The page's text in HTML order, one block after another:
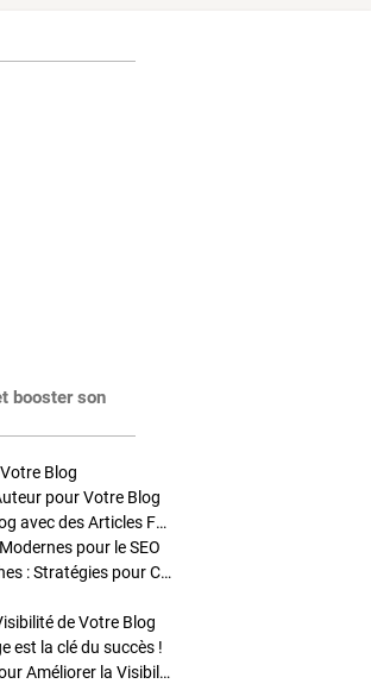
booster son
Blog
pour Votre Blog
Stratégies de Publication : Boostez Votre Blog avec des Articles Fréquents et Exclusifs
pour le SEO
Enrichir Vos Articles avec des Contenus Riches : Stratégies pour Captiver et Optimiser
de Votre Blog
est la clé du succès !
Optimisation SEO des Articles : Stratégies pour Améliorer la Visibilité de Votre Blog